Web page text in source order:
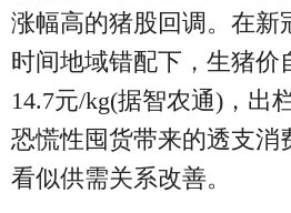
涨幅高的猪股回调。在新
时间地域错配下，生猪价
14.7元/kg(据智农通)，出
恐慌性囤货带来的透支消
看似供需关系改善。